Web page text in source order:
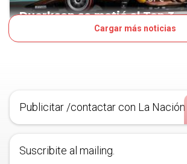
Duerksen se metió al Top 3
Cargar más noticias
Publicitar /contactar con La Nación
Suscribite al mailing.